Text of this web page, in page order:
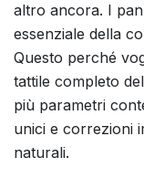
altro ancora. I
essenziale della
Questo perché
tattile completo
più parametri
unici e correzioni
naturali.